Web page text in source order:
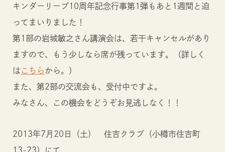
キンダーリープ10周年記念行事第1弾もあと1週間と迫
ってまいりました！
第1部の岩城敏之さん講演会は、若干キャンセルがあり
ますので、もう少しなら席が残っています。（詳しく
はこちらから。）
また、第2部の交流会も、受付中ですよ。
みなさん、この機会をどうぞお見逃しなく！！
2013年7月20日（土） 住吉クラブ（小樽市住吉町
13-23）にて